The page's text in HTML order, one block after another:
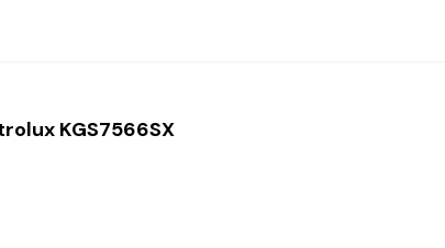
KGS7566SX